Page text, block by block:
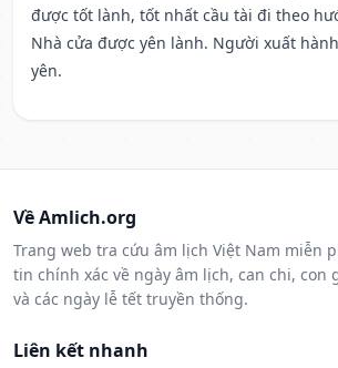
được tốt lành, tốt nhất cầu tài đi theo
Nhà cửa được yên lành. Người xuất
yên.
Về Amlich.org
Trang web tra cứu âm lịch Việt Nam miễn
tin chính xác về ngày âm lịch, can chi, con
và các ngày lễ tết truyền thống.
Liên kết nhanh